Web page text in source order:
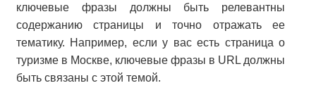
ключевые фразы должны быть релевантны
содержанию страницы и точно отражать ее
тематику. Например, если у вас есть страница о
туризме в Москве, ключевые фразы в URL должны
быть связаны с этой темой.